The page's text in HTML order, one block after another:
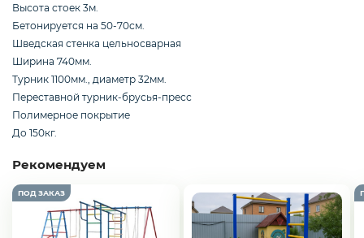
Высота стоек 3м.
Бетонируется на 50-70см.
Шведская стенка цельносварная
Ширина 740мм.
Турник 1100мм., диаметр 32мм.
Переставной турник-брусья-пресс
Полимерное покрытие
До 150кг.
Рекомендуем